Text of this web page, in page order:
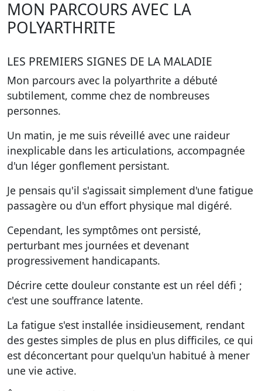
MON PARCOURS AVEC LA
POLYARTHRITE
LES PREMIERS SIGNES DE LA MALADIE
Mon parcours avec la polyarthrite a débuté
subtilement, comme chez de nombreuses
personnes.
Un matin, je me suis réveillé avec une raideur
inexplicable dans les articulations, accompagnée
d'un léger gonflement persistant.
Je pensais qu'il s'agissait simplement d'une fatigue
passagère ou d'un effort physique mal digéré.
Cependant, les symptômes ont persisté,
perturbant mes journées et devenant
progressivement handicapants.
Décrire cette douleur constante est un réel défi ;
c'est une souffrance latente.
La fatigue s'est installée insidieusement, rendant
des gestes simples de plus en plus difficiles, ce qui
est déconcertant pour quelqu'un habitué à mener
une vie active.